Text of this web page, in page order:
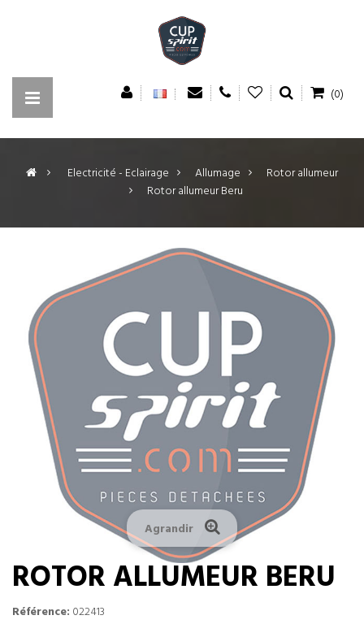
(0)
> Electricité - Eclairage > Allumage >
Rotor allumeur
>
Rotor allumeur Beru
Agrandir
ROTOR ALLUMEUR BERU
Référence: 022413